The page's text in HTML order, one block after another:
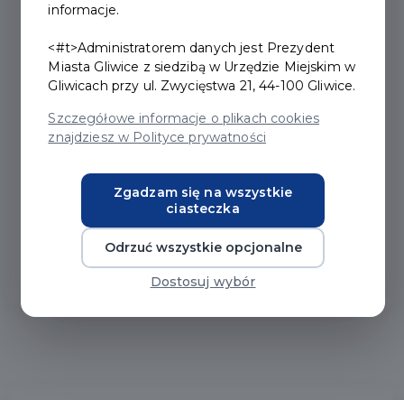
INSTRUKCJĄ
KORZYSTANIA Z
PROGRAMU GLIWICKA
KARTA MIESZKAŃCA
Przed złożeniem wniosku przeczytaj Instrukcję, która
jest dostępnatu.
informacje.
<#t>Administratorem danych jest Prezydent
Miasta Gliwice z siedzibą w Urzędzie Miejskim w
Gliwicach przy ul. Zwycięstwa 21, 44-100 Gliwice.
Szczegółowe informacje o plikach cookies
znajdziesz w Polityce prywatności
Zgadzam się na wszystkie
ciasteczka
Odrzuć wszystkie opcjonalne
Dostosuj wybór